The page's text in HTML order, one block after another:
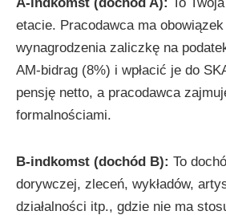
etacie. Pracodawca ma
wynagrodzenia zaliczkę na
AM-bidrag (8%) i wpłacić je do
pensję netto, a pracodawca
formalnościami.
B-indkomst (dochód B): To
dorywczej, zleceń, wykładów,
działalności itp., gdzie nie ma